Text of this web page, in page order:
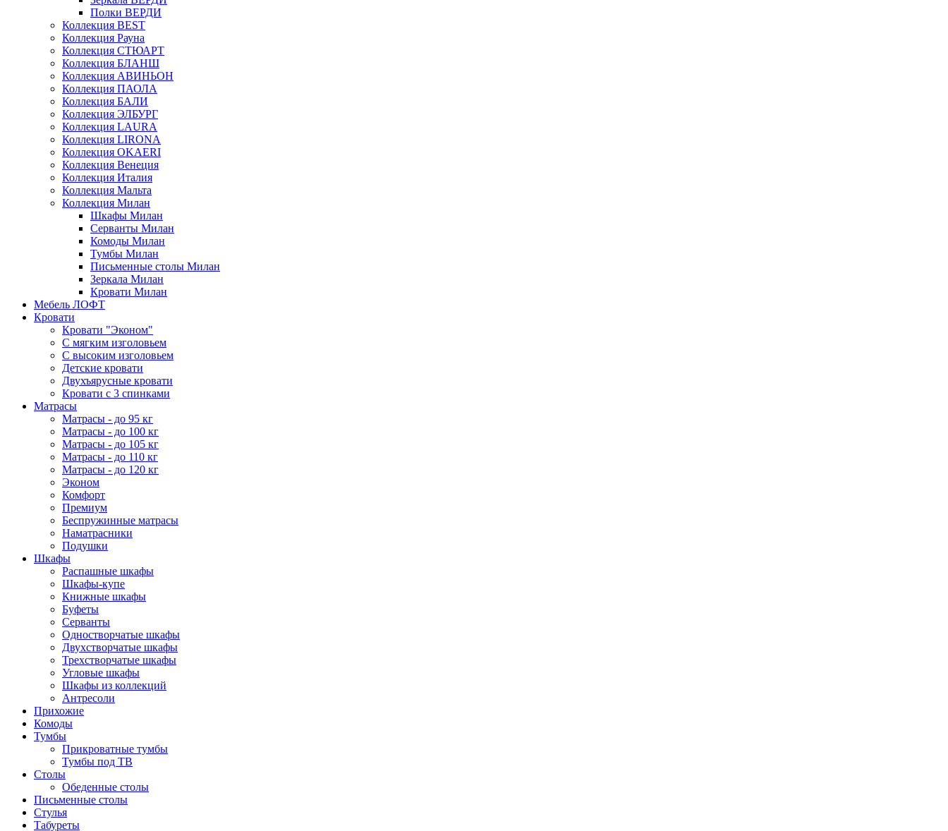
Полки ВЕРДИ
Коллекция BEST
Коллекция Рауна
Коллекция СТЮАРТ
Коллекция БЛАНШ
Коллекция АВИНЬОН
Коллекция ПАОЛА
Коллекция БАЛИ
Коллекция ЭЛБУРГ
Коллекция LAURA
Коллекция LIRONA
Коллекция OKAERI
Коллекция Венеция
Коллекция Италия
Коллекция Мальта
Коллекция Милан
Шкафы Милан
Серванты Милан
Комоды Милан
Тумбы Милан
Письменные столы Милан
Зеркала Милан
Кровати Милан
Мебель ЛОФТ
Кровати
Кровати "Эконом"
С мягким изголовьем
С высоким изголовьем
Детские кровати
Двухъярусные кровати
Кровати с 3 спинками
Матрасы
Матрасы - до 95 кг
Матрасы - до 100 кг
Матрасы - до 105 кг
Матрасы - до 110 кг
Матрасы - до 120 кг
Эконом
Комфорт
Премиум
Беспружинные матрасы
Наматрасники
Подушки
Шкафы
Распашные шкафы
Шкафы-купе
Книжные шкафы
Буфеты
Серванты
Одностворчатые шкафы
Двухстворчатые шкафы
Трехстворчатые шкафы
Угловые шкафы
Шкафы из коллекций
Антресоли
Прихожие
Комоды
Тумбы
Прикроватные тумбы
Тумбы под ТВ
Столы
Обеденные столы
Письменные столы
Стулья
Табуреты